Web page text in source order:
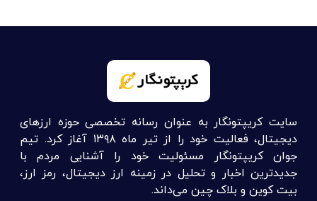
سایت کریپتونگار به عنوان رسانه تخصصی حوزه ارزهای
دیجیتال، فعالیت خود را از تیر ماه ۱۳۹۸ آغاز کرد. تیم
جوان کریپتونگار مسئولیت خود را آشنایی مردم با
جدیدترین اخبار و تحلیل در زمینه ارز دیجیتال، رمز ارز،
بیت کوین و بلاک چین می‌داند.